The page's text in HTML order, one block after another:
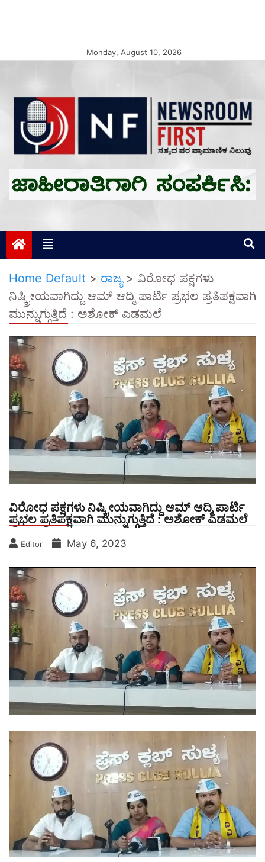
Monday, August 10, 2026
Newsroom First
Home Default > ರಾಜ್ಯ> ವಿರೋಧ ಪಕ್ಷಗಳು
ನಿಷ್ಕ್ರೀಯವಾಗಿದ್ದು ಆಮ್ ಆದ್ಮಿ ಪಾರ್ಟಿ ಪ್ರಭಲ ಪ್ರತಿಪಕ್ಷವಾಗಿ
ಮುನ್ನುಗ್ಗುತ್ತಿದೆ : ಅಶೋಕ್ ಎಡಮಲೆ
ವಿರೋಧ ಪಕ್ಷಗಳು ನಿಷ್ಕ್ರೀಯವಾಗಿದ್ದು ಆಮ್ ಆದ್ಮಿ ಪಾರ್ಟಿ
ಪ್ರಭಲ ಪ್ರತಿಪಕ್ಷವಾಗಿ ಮುನ್ನುಗ್ಗುತ್ತಿದೆ : ಅಶೋಕ್ ಎಡಮಲೆ
Editor May 6, 2023